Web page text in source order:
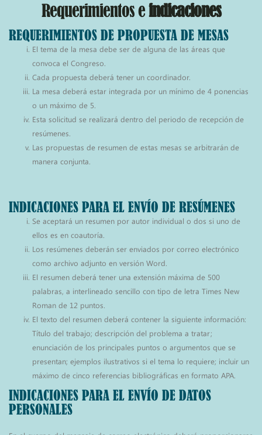
Requerimientos eindicaciones
REQUERIMIENTOS DE PROPUESTA DE MESAS
El tema de la mesa debe ser de alguna de las áreas que
convoca el Congreso.
Cada propuesta deberá tener un coordinador.
La mesa deberá estar integrada por un mínimo de 4 ponencias
o un máximo de 5.
Esta solicitud se realizará dentro del periodo de recepción de
resúmenes.
Las propuestas de resumen de estas mesas se arbitrarán de
manera conjunta.
INDICACIONES PARA EL ENVÍO DE RESÚMENES
Se aceptará un resumen por autor individual o dos si uno de
ellos es en coautoría.
Los resúmenes deberán ser enviados por correo electrónico
como archivo adjunto en versión Word.
El resumen deberá tener una extensión máxima de 500
palabras, a interlineado sencillo con tipo de letra Times New
Roman de 12 puntos.
El texto del resumen deberá contener la siguiente información:
Título del trabajo; descripción del problema a tratar;
enunciación de los principales puntos o argumentos que se
presentan; ejemplos ilustrativos si el tema lo requiere; incluir un
máximo de cinco referencias bibliográficas en formato APA.
INDICACIONES PARA EL ENVÍO DE DATOS
PERSONALES